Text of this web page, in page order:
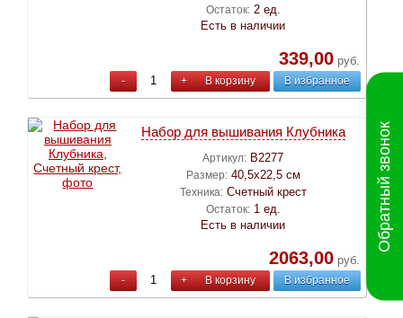
Остаток: 2 ед.
Есть в наличии
339,00руб.
- + В корзину В избранное
Набор для вышивания Клубника
Артикул: B2277
Размер: 40,5х22,5 см
Техника: Счетный крест
Остаток: 1 ед.
Есть в наличии
2063,00руб.
- + В корзину В избранное
Обратный звонок